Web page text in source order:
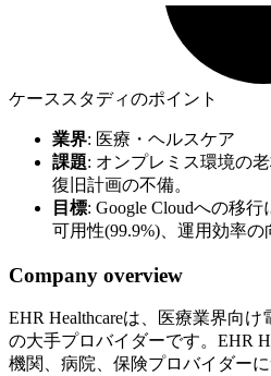
ケーススタディのポイント
業界: 医療・ヘルスケア
課題: オンプレミス環境の
復旧計画の不備。
目標: Google Cloudへの移
可用性(99.9%)、運用効率の
Company overview
EHR Healthcareは、医療業界向
の大手プロバイダーです。EHR
機関、病院、保険プロバイダー